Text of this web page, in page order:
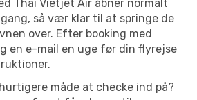
Thai Vietjet Air åbner normalt
så vær klar til at springe de
over. Efter booking med
en e-mail en uge før din flyrejse
måde at checke ind på?